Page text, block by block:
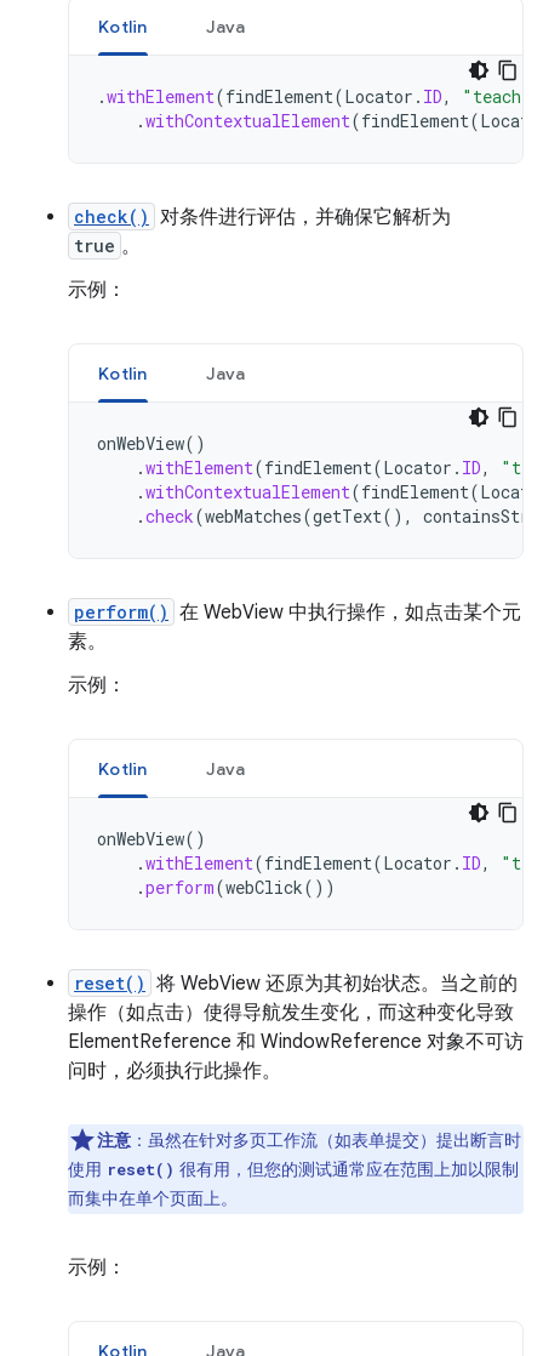
Kotlin Java
.withElement(findElement(Locator . ID,
.withContextualElement(findElement(
check() 对条件进行评估，并确保它解析为
true 。
示例：
Kotlin Java
onWebView()
.withElement(findElement(Locator . ID,
.withContextualElement(findElement(
.check(webMatches(getText(),
perform() 在 WebView 中执行操作，如点击某个元
素。
示例：
Kotlin Java
onWebView()
.withElement(findElement(Locator . ID,
.perform(webClick())
reset() 将 WebView 还原为其初始状态。当之前的
操作（如点击）使得导航发生变化，而这种变化导致
ElementReference 和 WindowReference 对象不可访
问时，必须执行此操作。
注意 ：虽然在针对多页工作流（如表单提交）提出断言时
使用 reset() 很有用，但您的测试通常应在范围上加以限制
而集中在单个页面上。
示例：
Kotlin Java